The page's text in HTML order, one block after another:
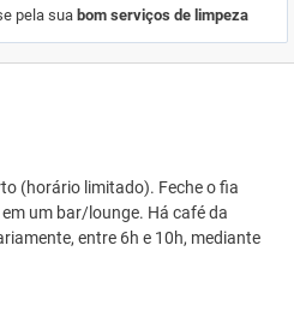
pela sua bom serviços de limpeza
(horário limitado). Feche o fia
um bar/lounge. Há café da
entre 6h e 10h, mediante